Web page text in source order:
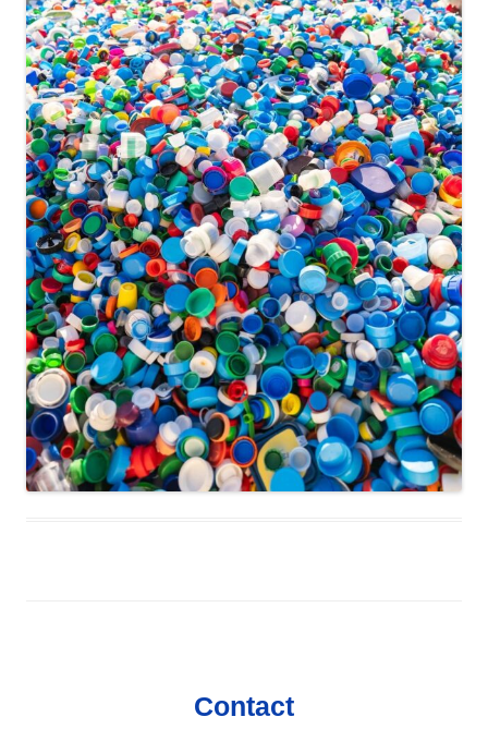
Contact